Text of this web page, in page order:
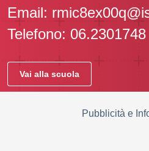
Email:
Telefono: 06.2301748
Vai alla scuola
Pubblicità e